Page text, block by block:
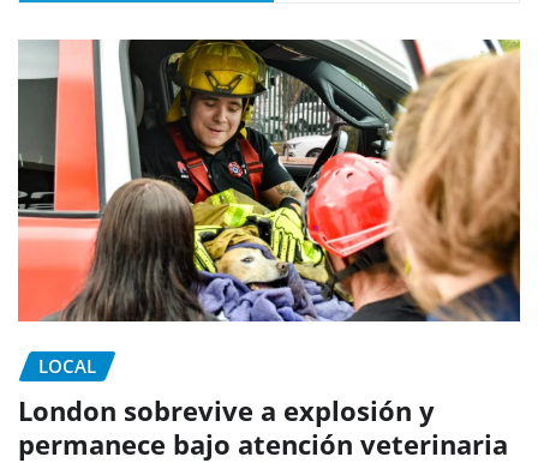
LOCAL
London sobrevive a explosión y
permanece bajo atención veterinaria